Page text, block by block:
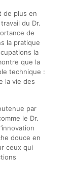
de plus en
du Dr.
de
la pratique
la
que la
technique :
la vie des
par
le Dr.
douce en
ceux qui